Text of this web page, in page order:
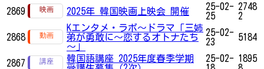
2869
2025年 韓国映画上映会 開催
25-02-
25
2748
2
2868
Kエンタメ・ラボ～ドラマ「三姉
弟が勇敢に～恋するオトナたち
～」
25-02-
23
5184
2867
韓国語講座 2025年度春季学期
25-02- 1895